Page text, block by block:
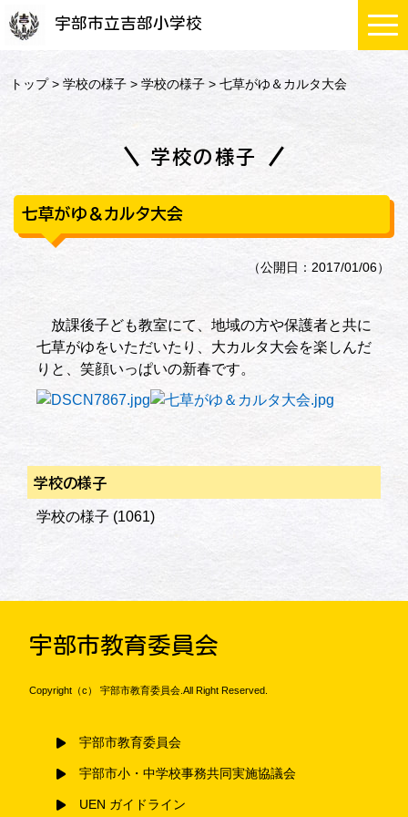
宇部市立吉部小学校
トップ>学校の様子 >学校の様子 > 七草がゆ＆カルタ大会
学校の様子
七草がゆ＆カルタ大会
（公開日：2017/01/06）
放課後子ども教室にて、地域の方や保護者と共に
七草がゆをいただいたり、大カルタ大会を楽しんだ
りと、笑顔いっぱいの新春です。
学校の様子
学校の様子 (1061)
宇部市教育委員会
Copyright（c） 宇部市教育委員会.All Right Reserved.
宇部市教育委員会
宇部市小・中学校事務共同実施協議会
UEN ガイドライン